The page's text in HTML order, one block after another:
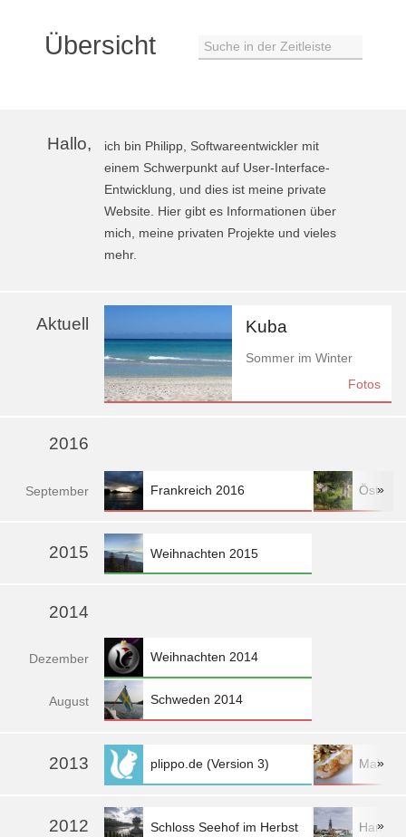
Übersicht Suche in der Zeitleiste
Hallo,
ich bin Philipp, Softwareentwickler mit
einem Schwerpunkt auf User-Interface-
Entwicklung, und dies ist meine private
Website. Hier gibt es Informationen über
mich, meine privaten Projekte und vieles
mehr.
Aktuell Kuba
Sommer im Winter
Fotos
2016
September Frankreich 2016 »
2015 Weihnachten 2015
»
2014
Dezember Weihnachten 2014
August Schweden 2014
2013 plippo.de (Version 3) Mahlzeit
mehr »
»
2012 Schloss Seehof im Herbst »